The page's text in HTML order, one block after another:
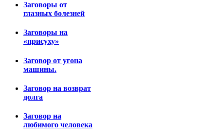
Заговоры от
глазных болезней
Заговоры на
«присуху»
Заговор от угона
машины.
Заговор на возврат
долга
Заговор на
любимого человека